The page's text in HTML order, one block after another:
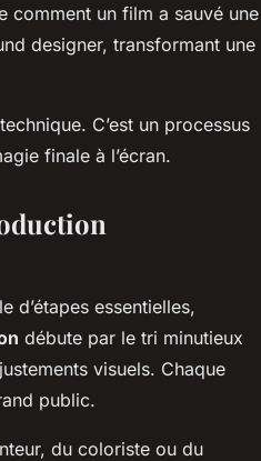
comment un film a sauvé une
designer, transformant une
C’est un processus
finale à l’écran.
d’étapes essentielles,
débute par le tri minutieux
visuels. Chaque
public.
du coloriste ou du